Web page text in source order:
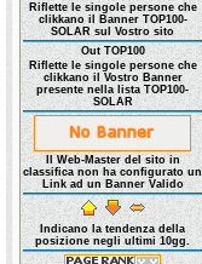
Riflette le singole persone che
clikkano il Banner TOP100-
SOLAR sul Vostro sito
Out TOP100
Riflette le singole persone che
clikkano il Vostro Banner
presente nella lista TOP100-
SOLAR
Il Web-Master del sito in
classifica non ha configurato un
Link ad un Banner Valido
Indicano la tendenza della
posizione negli ultimi 10gg.